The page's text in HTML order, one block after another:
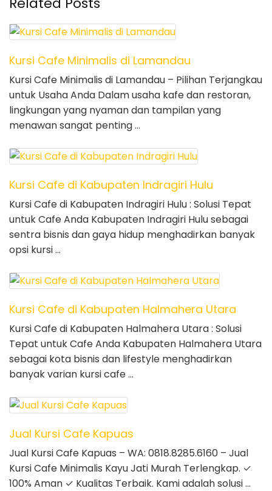
Kursi Cafe Minimalis di Lamandau
Kursi Cafe Minimalis di Lamandau – Pilihan Terjangkau
untuk Usaha Anda Dalam usaha kafe dan restoran,
lingkungan yang nyaman dan tampilan yang
menawan sangat penting …
Kursi Cafe di Kabupaten Indragiri Hulu
Kursi Cafe di Kabupaten Indragiri Hulu : Solusi Tepat
untuk Cafe Anda Kabupaten Indragiri Hulu sebagai
sentra bisnis dan gaya hidup menghadirkan banyak
opsi kursi …
Kursi Cafe di Kabupaten Halmahera Utara
Kursi Cafe di Kabupaten Halmahera Utara : Solusi
Tepat untuk Cafe Anda Kabupaten Halmahera Utara
sebagai kota bisnis dan lifestyle menghadirkan
banyak varian kursi cafe …
Jual Kursi Cafe Kapuas
Jual Kursi Cafe Kapuas – WA: 0818.8285.6160 – Jual
Kursi Cafe Minimalis Kayu Jati Murah Terlengkap. ✓
100% Aman ✓ Kualitas Terbaik. Kami adalah solusi …